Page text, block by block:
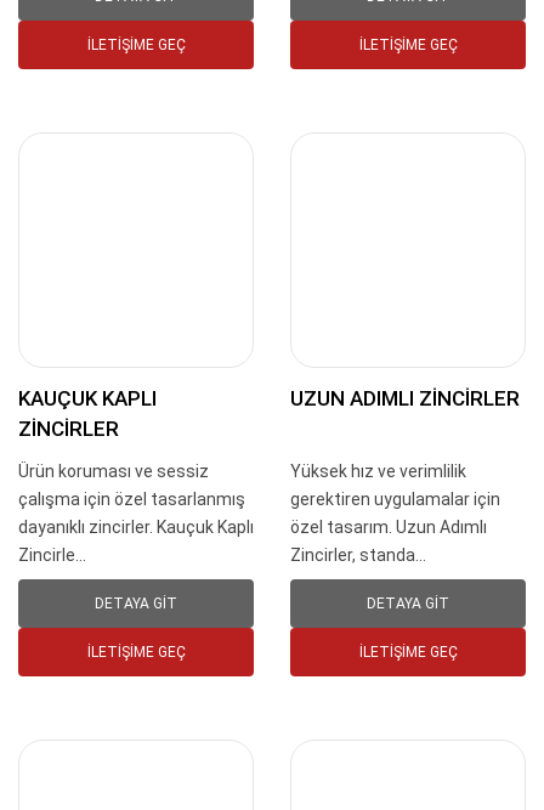
İLETIŞIME GEÇ İLETIŞIME GEÇ
KAUÇUK KAPLI
ZINCIRLER
Ürün koruması ve sessiz
çalışma için özel tasarlanmış
dayanıklı zincirler. Kauçuk Kaplı
Zincirle...
DETAYA GIT
İLETIŞIME GEÇ
UZUN ADIMLI ZINCIRLER
Yüksek hız ve verimlilik
gerektiren uygulamalar için
özel tasarım. Uzun Adımlı
Zincirler, standa...
DETAYA GIT
İLETIŞIME GEÇ